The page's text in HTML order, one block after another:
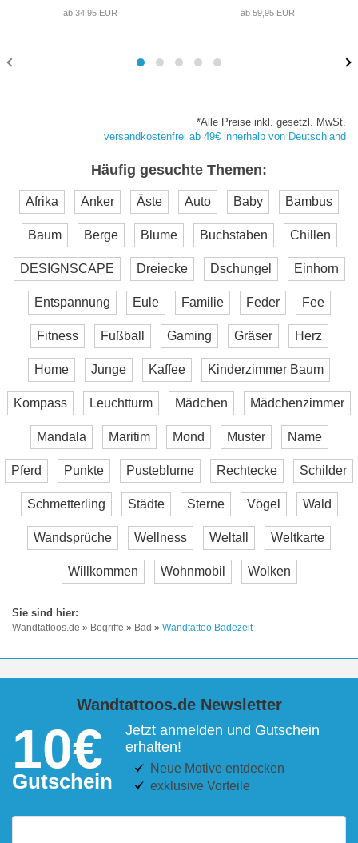
ab 34,95 EUR
ab 59,95 EUR
*Alle Preise inkl. gesetzl. MwSt.
versandkostenfrei ab 49€ innerhalb von Deutschland
Häufig gesuchte Themen:
Afrika Anker Äste Auto Baby Bambus
Baum Berge Blume Buchstaben Chillen
DESIGNSCAPE Dreiecke Dschungel Einhorn
Entspannung Eule Familie Feder Fee
Fitness Fußball Gaming Gräser Herz
Home Junge Kaffee Kinderzimmer Baum
Kompass Leuchtturm Mädchen Mädchenzimmer
Mandala Maritim Mond Muster Name
Pferd Punkte Pusteblume Rechtecke Schilder
Schmetterling Städte Sterne Vögel Wald
Wandsprüche Wellness Weltall Weltkarte
Willkommen Wohnmobil Wolken
Wandtattoos.de » Begriffe » Bad » Wandtattoo Badezeit
Wandtattoos.de Newsletter
10€
Gutschein
Jetzt anmelden und Gutschein
erhalten!
Neue Motive entdecken
exklusive Vorteile